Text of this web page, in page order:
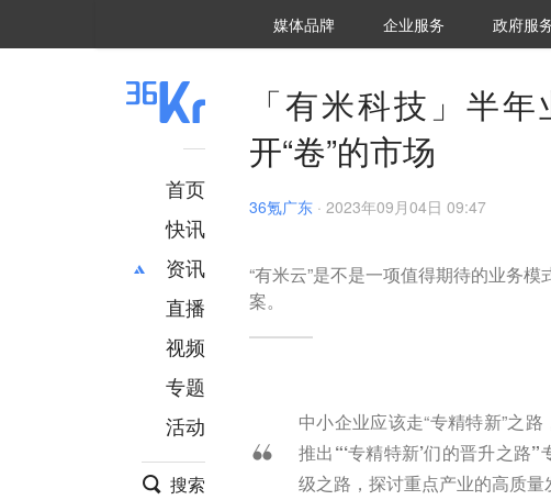
媒体品牌 36Kr研究院
企业服务 城市之窗
政府服
首页
快讯
资讯
推荐
财经
项目推荐
安徽
直播
视频
专题
活动
搜索
「有米科技」半
开“卷”的市场
36氪广东 · 2023年09月04日 09:47
“有米云”是不是一项值得期待的业务
案。
中小企业应该走“专精特新”之
推出“‘专精特新’们的晋升之路”
级之路，探讨重点产业的高质量